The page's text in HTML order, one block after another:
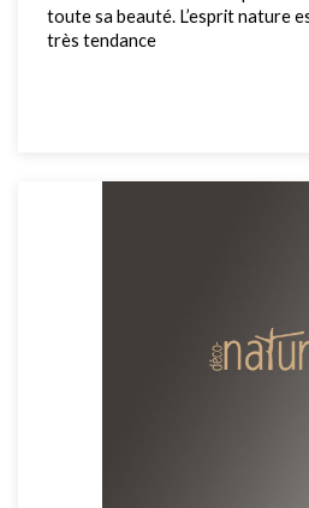
toute sa beauté. L’esprit nature
très tendance